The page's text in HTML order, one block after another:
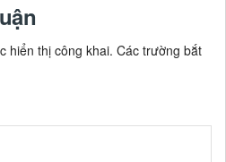
hiển thị công khai. Các trường bắt